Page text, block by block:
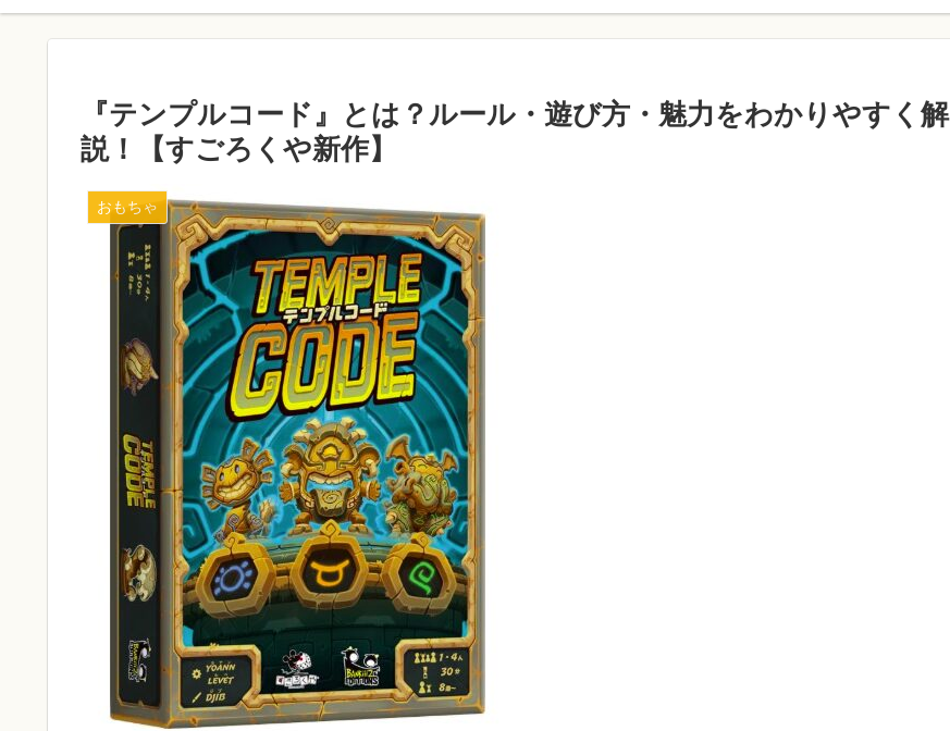
『テンプルコード』とは？ルール・遊び方・魅力をわかりやすく解
説！【すごろくや新作】
おもちゃ